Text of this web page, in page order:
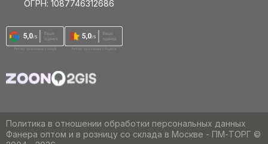
ОГРН: 1087746312686
Политика в отношении обработки персональных данных
Фанера оптом и в розницу со склада в Москве - ПМ-ТОРГ ©